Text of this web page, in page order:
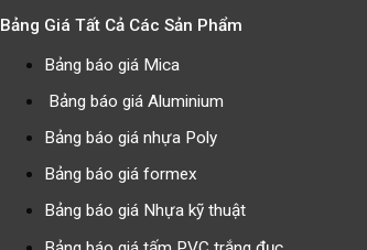
Bảng Giá Tất Cả Các Sản Phẩm
Bảng báo giá Mica
Bảng báo giá Aluminium
Bảng báo giá nhựa Poly
Bảng báo giá formex
Bảng báo giá Nhựa kỹ thuật